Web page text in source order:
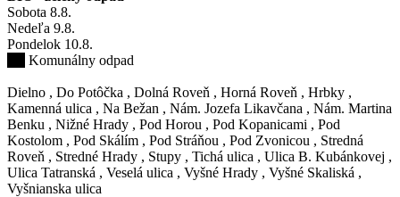
Sobota 8.8.
Nedeľa 9.8.
Pondelok 10.8.
Komunálny odpad
Dielno , Do Potôčka , Dolná Roveň , Horná Roveň , Hrbky ,
Kamenná ulica , Na Bežan , Nám. Jozefa Likavčana , Nám. Martina
Benku , Nižné Hrady , Pod Horou , Pod Kopanicami , Pod
Kostolom , Pod Skálím , Pod Stráňou , Pod Zvonicou , Stredná
Roveň , Stredné Hrady , Stupy , Tichá ulica , Ulica B. Kubánkovej ,
Ulica Tatranská , Veselá ulica , Vyšné Hrady , Vyšné Skaliská ,
Vyšnianska ulica